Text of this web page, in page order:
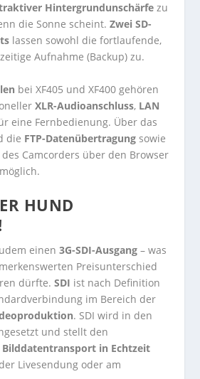
Hintergrundunschärfe zu
die Sonne scheint.Zwei SD-
lassen sowohl die fortlaufende,
Aufnahme (Backup) zu.
bei XF405 und XF400 gehören
XLR-Audioanschluss, LAN
eine Fernbedienung. Über das
die FTP-Datenübertragung sowie
Camcorders über den Browser
HUND
einen3G-SDI-Ausgang – was
Preisunterschied
dürfte.SDI ist nach Definition
im Bereich der
. SDI wird in den
und stellt den
in Echtzeit
Livesendung oder am